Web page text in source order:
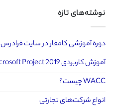
نوشته‌های تازه
دوره آموزشی کامفار در سایت فرادرس
آموزش کاربردی Microsoft Project 2019
WACC چیست؟
انواع شرکت‌های تجارتی